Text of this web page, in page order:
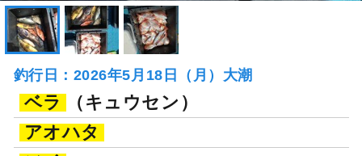
釣行日：2026年5月18日（月）大潮
ベラ
（キュウセン）
アオハタ